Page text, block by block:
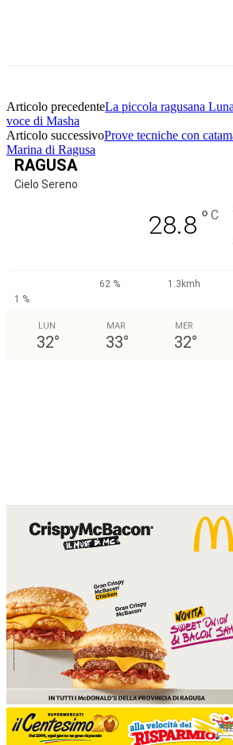
Articolo precedenteLa piccola ragusana
voce di Masha
Articolo successivoProve tecniche con
Marina di Ragusa
RAGUSA
Cielo Sereno
28.8 ° C
62 %
1.3kmh
1 %
LUN
32°
MAR
33°
MER
32°